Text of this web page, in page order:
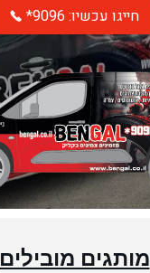
*חייגו עכשיו: 9096
מותגים מובילים